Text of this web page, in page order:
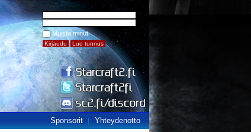
Muista minut
Sponsorit Yhteydenotto